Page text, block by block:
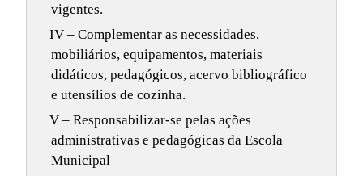
vigentes.
IV – Complementar as necessidades,
mobiliários, equipamentos, materiais
didáticos, pedagógicos, acervo bibliográfico
e utensílios de cozinha.
V – Responsabilizar-se pelas ações
administrativas e pedagógicas da Escola
Municipal